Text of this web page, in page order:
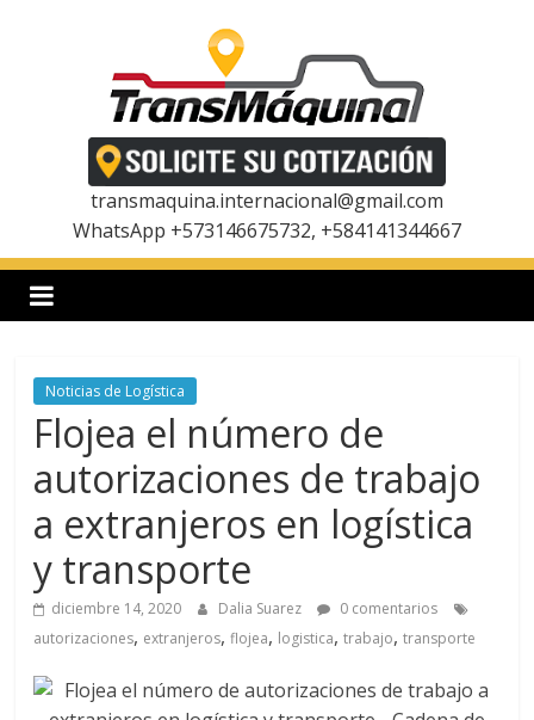
a
s
m
a
q
u
transmaquina.internacional@gmail.com
WhatsApp +573146675732, +584141344667
Noticias de Logística
Flojea el número de
autorizaciones de trabajo
a extranjeros en logística
y transporte
diciembre 14, 2020 Dalia Suarez
0 comentarios
autorizaciones, extranjeros,flojea, logistica,trabajo,transporte